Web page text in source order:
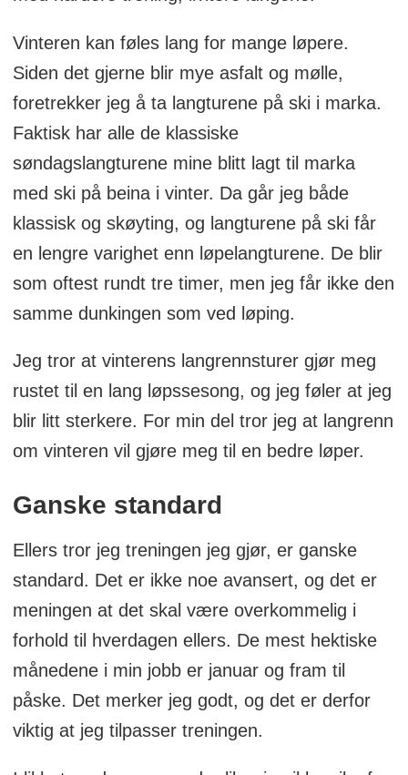
Vinteren kan føles lang for mange løpere.
Siden det gjerne blir mye asfalt og mølle,
foretrekker jeg å ta langturene på ski i marka.
Faktisk har alle de klassiske
søndagslangturene mine blitt lagt til marka
med ski på beina i vinter. Da går jeg både
klassisk og skøyting, og langturene på ski får
en lengre varighet enn løpelangturene. De blir
som oftest rundt tre timer, men jeg får ikke den
samme dunkingen som ved løping.
Jeg tror at vinterens langrennsturer gjør meg
rustet til en lang løpssesong, og jeg føler at jeg
blir litt sterkere. For min del tror jeg at langrenn
om vinteren vil gjøre meg til en bedre løper.
Ganske standard
Ellers tror jeg treningen jeg gjør, er ganske
standard. Det er ikke noe avansert, og det er
meningen at det skal være overkommelig i
forhold til hverdagen ellers. De mest hektiske
månedene i min jobb er januar og fram til
påske. Det merker jeg godt, og det er derfor
viktig at jeg tilpasser treningen.